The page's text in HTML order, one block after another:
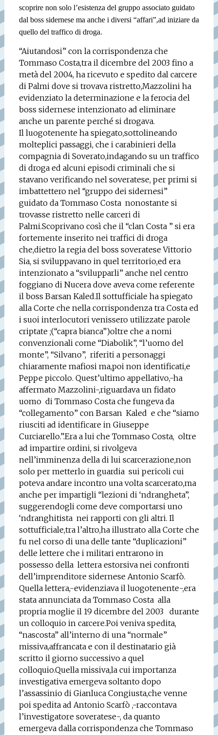
scoprire non solo l’esistenza del gruppo associato guidato
dal boss sidernese ma anche i diversi “affari”,ad iniziare da
quello del traffico di droga.
“Aiutandosi” con la corrispondenza che
Tommaso Costa,tra il dicembre del 2003 fino a
metà del 2004, ha ricevuto e spedito dal carcere
di Palmi dove si trovava ristretto,Mazzolini ha
evidenziato la determinazione e la ferocia del
boss sidernese intenzionato ad eliminare
anche un parente perché si drogava.
Il luogotenente ha spiegato,sottolineando
molteplici passaggi, che i carabinieri della
compagnia di Soverato,indagando su un traffico
di droga ed alcuni episodi criminali che si
stavano verificando nel soveratese, per primi si
imbattettero nel “gruppo dei sidernesi”
guidato da Tommaso Costa nonostante si
trovasse ristretto nelle carceri di
Palmi.Scoprivano così che il “clan Costa ” si era
fortemente inserito nei traffici di droga
che,dietro la regia del boss soveratese Vittorio
Sia, si sviluppavano in quel territorio,ed era
intenzionato a “svilupparli” anche nel centro
foggiano di Nucera dove aveva come referente
il boss Barsan Kaled.Il sottufficiale ha spiegato
alla Corte che nella corrispondenza tra Costa ed
i suoi interlocutori venissero utilizzate parole
criptate ;(“capra bianca”)oltre che a nomi
convenzionali come “Diabolik”, “l’uomo del
monte”, “Silvano”, riferiti a personaggi
chiaramente mafiosi ma,poi non identificati,e
Peppe piccolo. Quest’ultimo appellativo,-ha
affermato Mazzolini-,riguardava un fidato
uomo di Tommaso Costa che fungeva da
“collegamento” con Barsan Kaled e che “siamo
riusciti ad identificare in Giuseppe
Curciarello.”.Era a lui che Tommaso Costa, oltre
ad impartire ordini, si rivolgeva
nell’imminenza della di lui scarcerazione,non
solo per metterlo in guardia sui pericoli cui
poteva andare incontro una volta scarcerato,ma
anche per impartigli “lezioni di ‘ndrangheta”,
suggerendogli come deve comportarsi uno
‘ndranghitista nei rapporti con gli altri. Il
sottufficiale,tra l’altro,ha illustrato alla Corte che
fu nel corso di una delle tante “duplicazioni”
delle lettere che i militari entrarono in
possesso della lettera estorsiva nei confronti
dell’imprenditore sidernese Antonio Scarfò.
Quella lettera,-evidenziava il luogotenente-,era
stata annunciata da Tommaso Costa alla
propria moglie il 19 dicembre del 2003
durante
un colloquio in carcere.Poi veniva spedita,
“nascosta” all’interno di una “normale”
missiva,affrancata e con il destinatario già
scritto il giorno successivo a quel
colloquio.Quella missiva,la cui importanza
investigativa emergeva soltanto dopo
l’assassinio di Gianluca Congiusta,che venne
poi spedita ad Antonio Scarfò ,-raccontava
l’investigatore soveratese-, da quanto
emergeva dalla corrispondenza che Tommaso